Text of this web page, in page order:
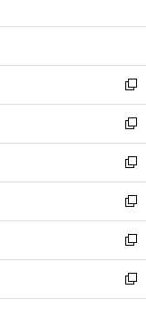
開
ウ
開
く
ン
ウ
で
開
く
ウ
ン
ド
ウ
で
開
く
新
し
い
ウ
ィ
ン
ド
ウ
で
開
く
新
し
い
ウ
ィ
ン
ド
ウ
で
開
新
し
い
ウ
ィ
ン
ド
ウ
新
し
い
ウ
ィ
ン
新
し
い
ウ
新
し